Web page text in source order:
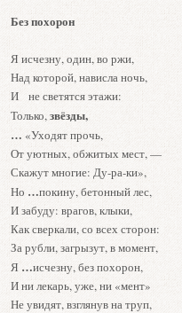
Без похорон
Я исчезну, один, во ржи,
Над которой, нависла ночь,
И не светятся этажи:
Только,звёзды,
… «Уходят прочь,
От уютных, обжитых мест, —
Скажут многие: Ду-ра-ки»,
Но …покину, бетонный лес,
И забуду: врагов, клыки,
Как сверкали, со всех сторон:
За рубли, загрызут, в момент,
Я …исчезну, без похорон,
И ни лекарь, уже, ни «мент»
Не увидят, взглянув на труп,